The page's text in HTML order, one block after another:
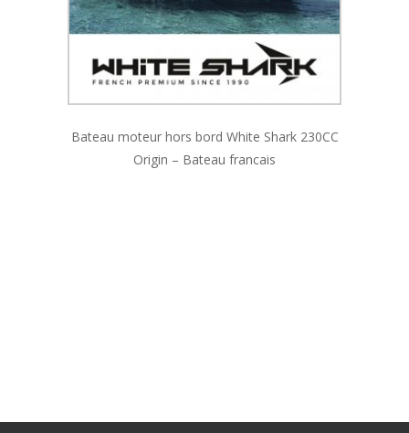
Bateau moteur hors bord White Shark 230CC
Origin – Bateau francais